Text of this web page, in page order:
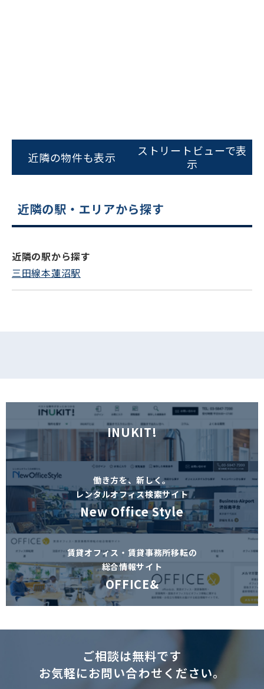
をお伝えいただくと
スムーズにご案内できます
平日 9:00〜18:00
近隣の物件も表示
ストリートビューで表
示
近隣の駅・エリアから探す
近隣の駅から探す
三田線本蓮沼駅
INUKIT!
働き方を、新しく。
レンタルオフィス検索サイト
New Office Style
賃貸オフィス・賃貸事務所移転の
総合情報サイト
OFFICE&
ご相談は無料です
お気軽にお問い合わせください。